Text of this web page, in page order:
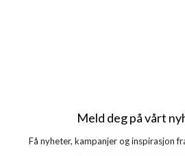
Meld deg på vårt
Få nyheter, kampanjer og inspirasjon